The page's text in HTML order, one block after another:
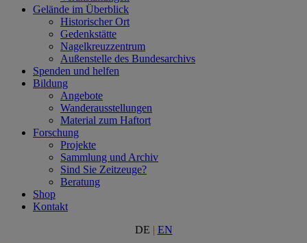
Gelände im Überblick
Historischer Ort
Gedenkstätte
Nagelkreuzzentrum
Außenstelle des Bundesarchivs
Spenden und helfen
Bildung
Angebote
Wanderausstellungen
Material zum Haftort
Forschung
Projekte
Sammlung und Archiv
Sind Sie Zeitzeuge?
Beratung
Shop
Kontakt
DE | EN